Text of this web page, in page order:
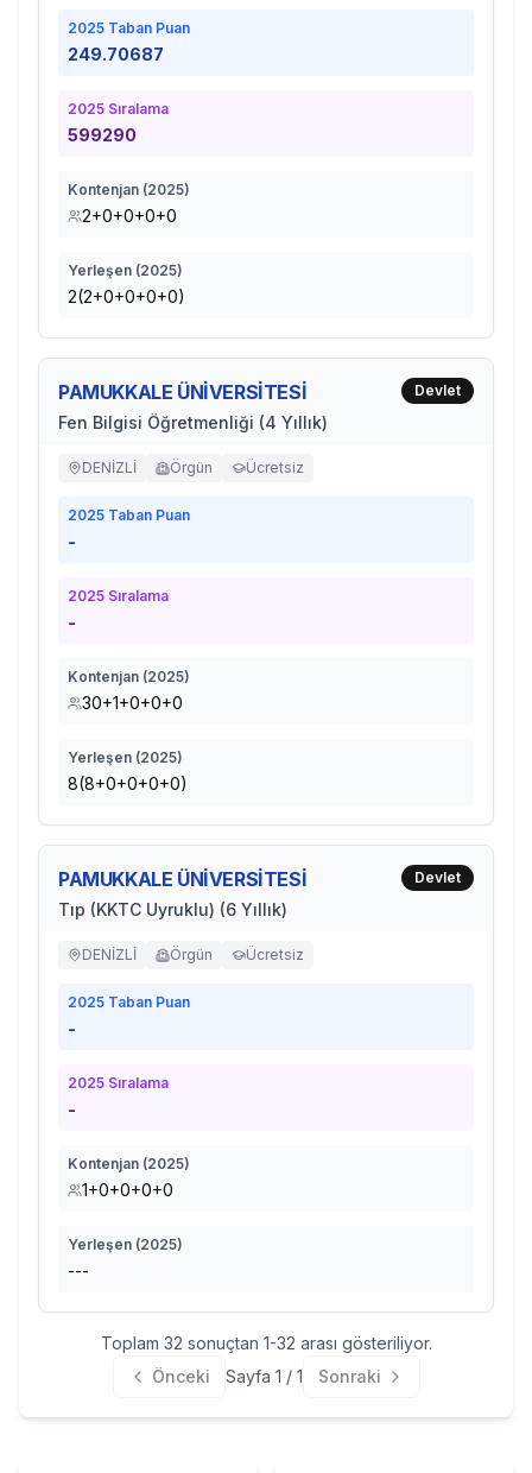
2025 Taban Puan
249.70687
2025 Sıralama
599290
Kontenjan (2025)
2+0+0+0+0
Yerleşen (2025)
2(2+0+0+0+0)
PAMUKKALE ÜNİVERSİTESİ
Fen Bilgisi Öğretmenliği (4 Yıllık)
Devlet
DENİZLİ Örgün Ücretsiz
2025 Taban Puan
-
2025 Sıralama
-
Kontenjan (2025)
30+1+0+0+0
Yerleşen (2025)
8(8+0+0+0+0)
PAMUKKALE ÜNİVERSİTESİ
Tıp (KKTC Uyruklu) (6 Yıllık)
Devlet
DENİZLİ Örgün Ücretsiz
2025 Taban Puan
-
2025 Sıralama
-
Kontenjan (2025)
1+0+0+0+0
Yerleşen (2025)
---
Toplam 32 sonuçtan 1-32 arası gösteriliyor.
Önceki
Sayfa 1 / 1 Sonraki